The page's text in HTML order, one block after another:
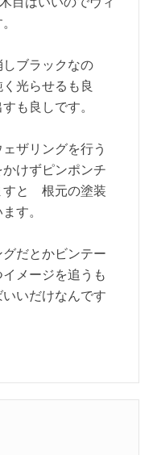
ブラックなの
光らせるも良
も良しです。
ザリングを行う
けずピンポンチ
すと 根元の塗装
す。
だとかビンテー
メージを追うも
いだけなんです